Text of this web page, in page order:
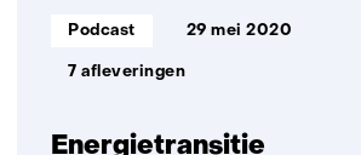
Energietransitie
Informatietype:
Podcast 29 mei 2020
7 afleveringen